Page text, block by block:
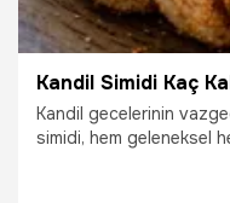
Kandil gecelerinin
simidi, hem geleneksel